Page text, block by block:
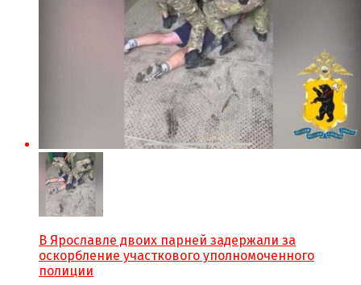
В Ярославле двоих парней задержали за
оскорбление участкового уполномоченного
полиции